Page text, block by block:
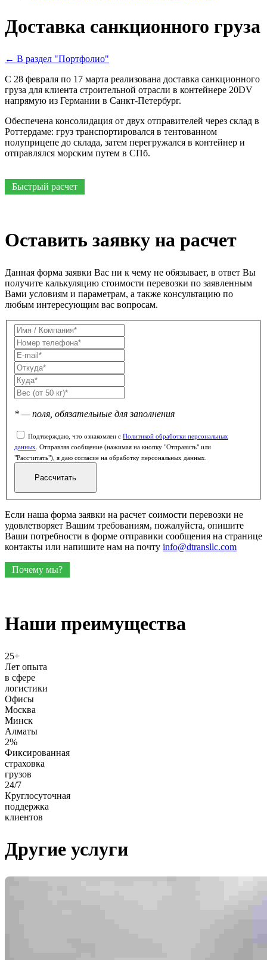
Доставка санкционного груза
← В раздел "Портфолио"
С 28 февраля по 17 марта реализована доставка санкционного
груза для клиента строительной отрасли в контейнере 20DV
напрямую из Германии в Санкт-Петербург.
Обеспечена консолидация от двух отправителей через склад в
Роттердаме: груз транспортировался в тентованном
полуприцепе до склада, затем перегружался в контейнер и
отправлялся морским путем в СПб.
Быстрый расчет
Оставить заявку на расчет
Данная форма заявки Вас ни к чему не обязывает, в ответ Вы
получите калькуляцию стоимости перевозки по заявленным
Вами условиям и параметрам, а также консультацию по
любым интересующим вас вопросам.
* — поля, обязательные для заполнения
Подтверждаю, что ознакомлен с Политикой обработки персональных
данных. Отправляя сообщение (нажимая на кнопку "Отправить" или
"Рассчитать"), я даю согласие на обработку персональных данных.
Если наша форма заявки на расчет соимости перевозки не
удовлетворяет Вашим требованиям, пожалуйста, опишите
Ваши потребности в форме отправики сообщения на странице
контакты или напишите нам на почту info@dtransllc.com
Почему мы?
Наши преимущества
25+
Лет опыта
в сфере
логистики
Офисы
Москва
Минск
Алматы
2%
Фиксированная
страховка
грузов
24/7
Круглосуточная
поддержка
клиентов
Другие услуги